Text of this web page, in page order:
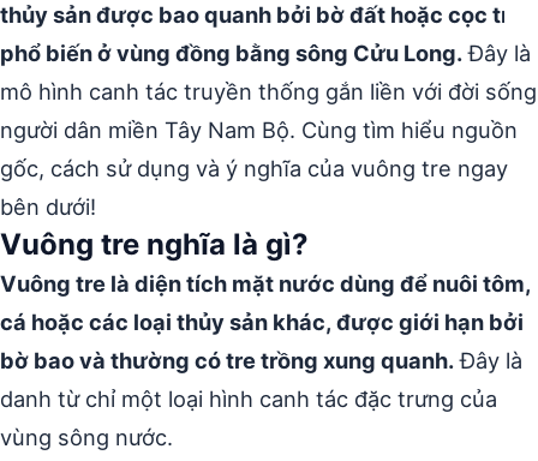
thủy sản được bao quanh bởi bờ đất hoặc cọc tre,
phổ biến ở vùng đồng bằng sông Cửu Long.Đây là
mô hình canh tác truyền thống gắn liền với đời sống
người dân miền Tây Nam Bộ. Cùng tìm hiểu nguồn
gốc, cách sử dụng và ý nghĩa của vuông tre ngay
bên dưới!
Vuông tre nghĩa là gì?
Vuông tre là diện tích mặt nước dùng để nuôi tôm,
cá hoặc các loại thủy sản khác, được giới hạn bởi
bờ bao và thường có tre trồng xung quanh.Đây là
danh từ chỉ một loại hình canh tác đặc trưng của
vùng sông nước.